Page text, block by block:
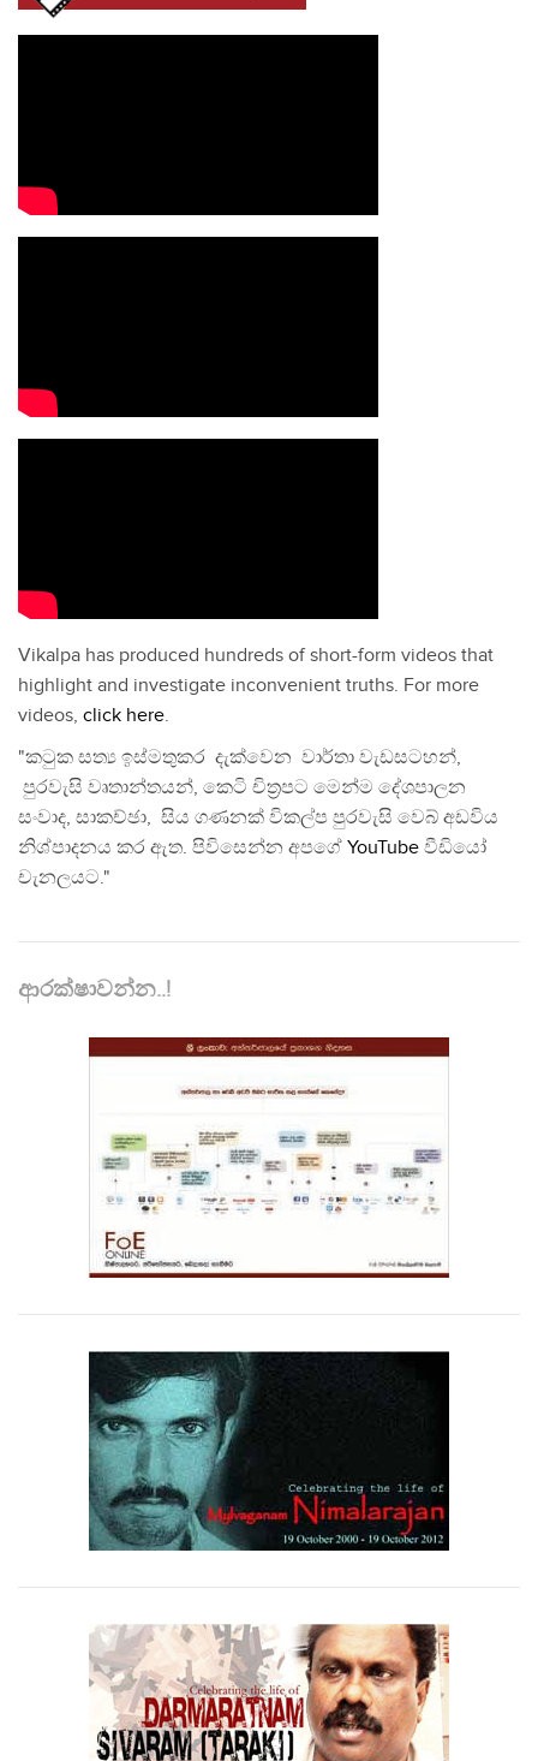
Vikalpa has produced hundreds of short-form videos that
highlight and investigate inconvenient truths. For more
videos, click here.
"කටුක සත්‍ය ඉස්මතුකර දැක්වෙන වාර්තා වැඩසටහන්,
පුරවැසි වෘතාන්තයන්, කෙටි චිත්‍රපට මෙන්ම දේශපාලන
සංවාද, සාකච්ඡා, සිය ගණනක් විකල්ප පුරවැසි වෙබ් අඩවිය
නිශ්පාදනය කර ඇත. පිවිසෙන්න අපගේ YouTube වීඩියෝ
චැනලයට."
ආරක්ෂාවන්න..!